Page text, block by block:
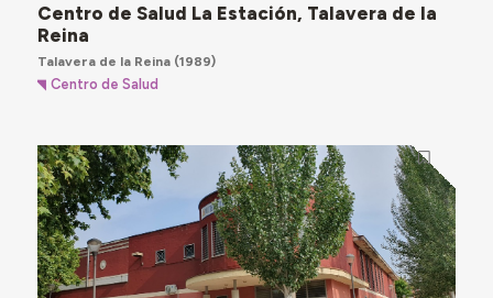
Centro de Salud La Estación, Talavera de la
Reina
Talavera de la Reina(1989)
Centro de Salud